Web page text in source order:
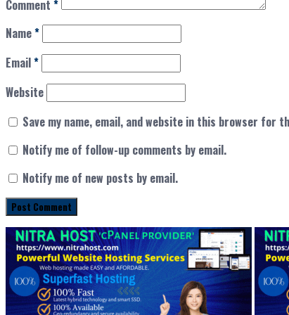
Comment *
Name*
Email*
Website
Save my name, email, and website in this browser for
Notify me of follow-up comments by email.
Notify me of new posts by email.